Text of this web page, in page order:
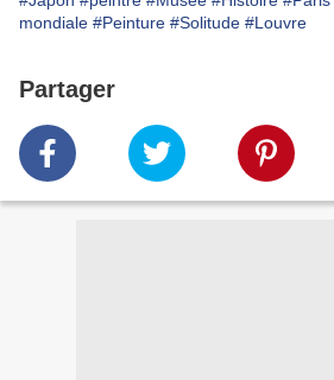
mondiale #Peinture #Solitude #Louvre
Partager